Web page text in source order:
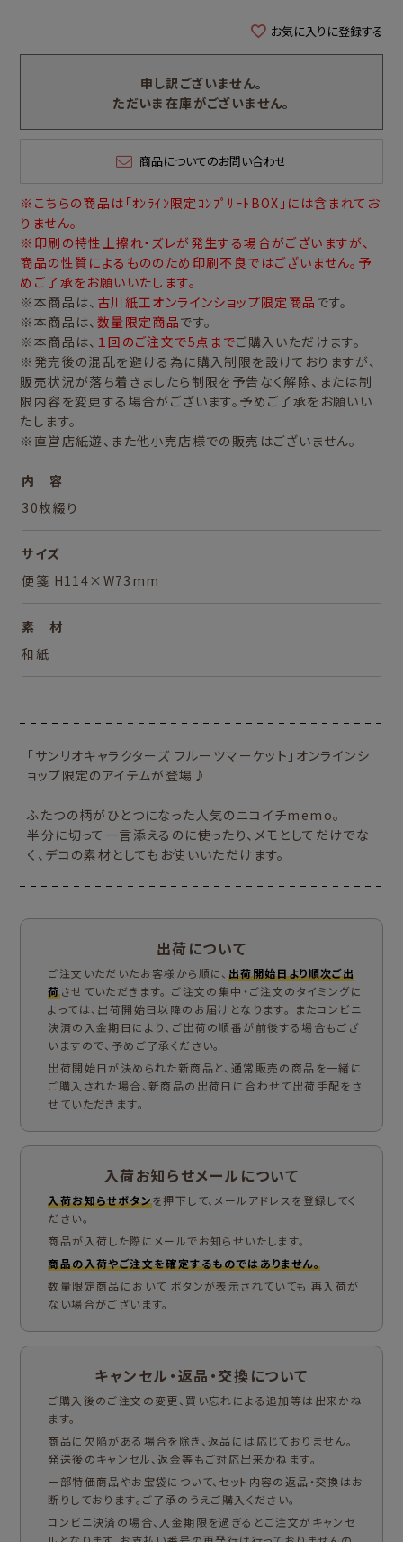
お気に入りに登録する
申し訳ございません。
ただいま在庫がございません。
商品についてのお問い合わせ
※こちらの商品は「ｵﾝﾗｲﾝ限定ｺﾝﾌﾟﾘｰﾄBOX」には含まれてお
りません。
※印刷の特性上擦れ・ズレが発生する場合がございますが、
商品の性質によるもののため印刷不良ではございません。予
めご了承をお願いいたします。
※本商品は、 古川紙工オンラインショップ限定商品 です。
※本商品は、 数量限定商品です。
※本商品は、 １回のご注文で5点までご購入いただけます。
※発売後の混乱を避ける為に購入制限を設けておりますが、
販売状況が落ち着きましたら制限を予告なく解除、または制
限内容を変更する場合がございます。予めご了承をお願いい
たします。
※直営店紙遊、また他小売店様での販売はございません。
内 容
30枚綴り
サイズ
便箋 H114×W73mm
素 材
和紙
「サンリオキャラクターズ フルーツマーケット」オンラインシ
ョップ限定のアイテムが登場♪
ふたつの柄がひとつになった人気のニコイチmemo。
半分に切って一言添えるのに使ったり、メモとしてだけでな
く、デコの素材としてもお使いいただけます。
出荷について
ご注文いただいたお客様から順に、 出荷開始日より順次ご出
荷させていただきます。 ご注文の集中・ご注文のタイミングに
よっては、出荷開始日以降のお届けとなります。 またコンビニ
決済の入金期日により、ご出荷の順番が前後する場合もござ
いますので、予めご了承ください。
出荷開始日が決められた新商品と、通常販売の商品を一緒に
ご購入された場合、新商品の出荷日に合わせて出荷手配をさ
せていただきます。
入荷お知らせメールについて
入荷お知らせボタンを押下して、メールアドレスを登録してく
ださい。
商品が入荷した際にメールでお知らせいたします。
商品の入荷やご注文を確定するものではありません。
数量限定商品において ボタンが表示されていても 再入荷が
ない場合がございます。
キャンセル・返品・交換について
ご購入後のご注文の変更、買い忘れによる追加等は出来かね
ます。
商品に欠陥がある場合を除き、返品には応じておりません。
発送後のキャンセル、返金等もご対応出来かねます。
一部特価商品やお宝袋について、セット内容の返品・交換はお
断りしております。ご了承のうえご購入ください。
コンビニ決済の場合、入金期限を過ぎるとご注文がキャンセ